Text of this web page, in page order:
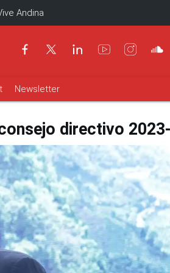
Andina
Newsletter
directivo